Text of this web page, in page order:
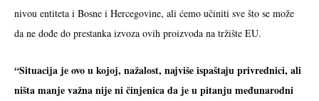
nivou entiteta i Bosne i Hercegovine, ali ćemo učiniti sve što se može
da ne dođe do prestanka izvoza ovih proizvoda na tržište EU.
“Situacija je ovo u kojoj, nažalost, najviše ispaštaju privrednici, ali
ništa manje važna nije ni činjenica da je u pitanju međunarodni